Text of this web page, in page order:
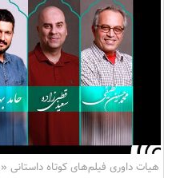
هیات داوری فیلم‌های کوتاه داستانی